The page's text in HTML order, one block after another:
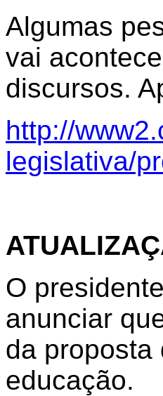
Algumas
vai
discursos.
http://
legislativa/
O
anunciar
da proposta
educação.